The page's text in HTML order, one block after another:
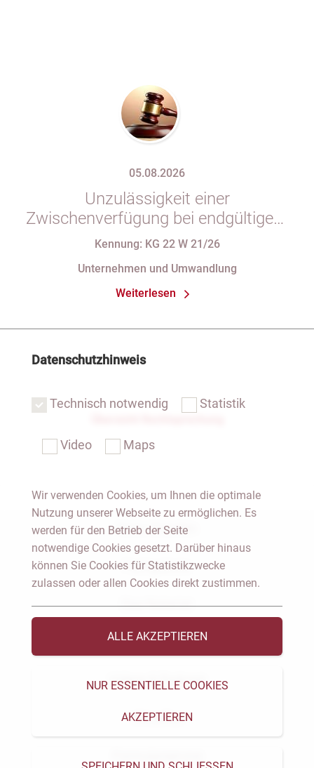
05.08.2026
Unzulässigkeit einer
Zwischenverfügung bei endgültigem
Eintragungshindernis und
einer eGbR im Gesellschaftsregister
Kennung: KG 22 W 21/26
Unternehmen und Umwandlung
Weiterlesen
Notar Dresden
Fachgebiete
Das Notariat
Vorträge & Veröffentlichungen
Videos & Podcast
Aktuelles
Datenschutzhinweis
Technisch notwendig Statistik
Video Maps
Wir verwenden Cookies, um Ihnen die optimale
Nutzung unserer Webseite zu ermöglichen. Es
werden für den Betrieb der Seite
notwendige Cookies gesetzt. Darüber hinaus
können Sie Cookies für Statistikzwecke
zulassen oder allen Cookies direkt zustimmen.
ALLE AKZEPTIEREN
NUR ESSENTIELLE COOKIES
AKZEPTIEREN